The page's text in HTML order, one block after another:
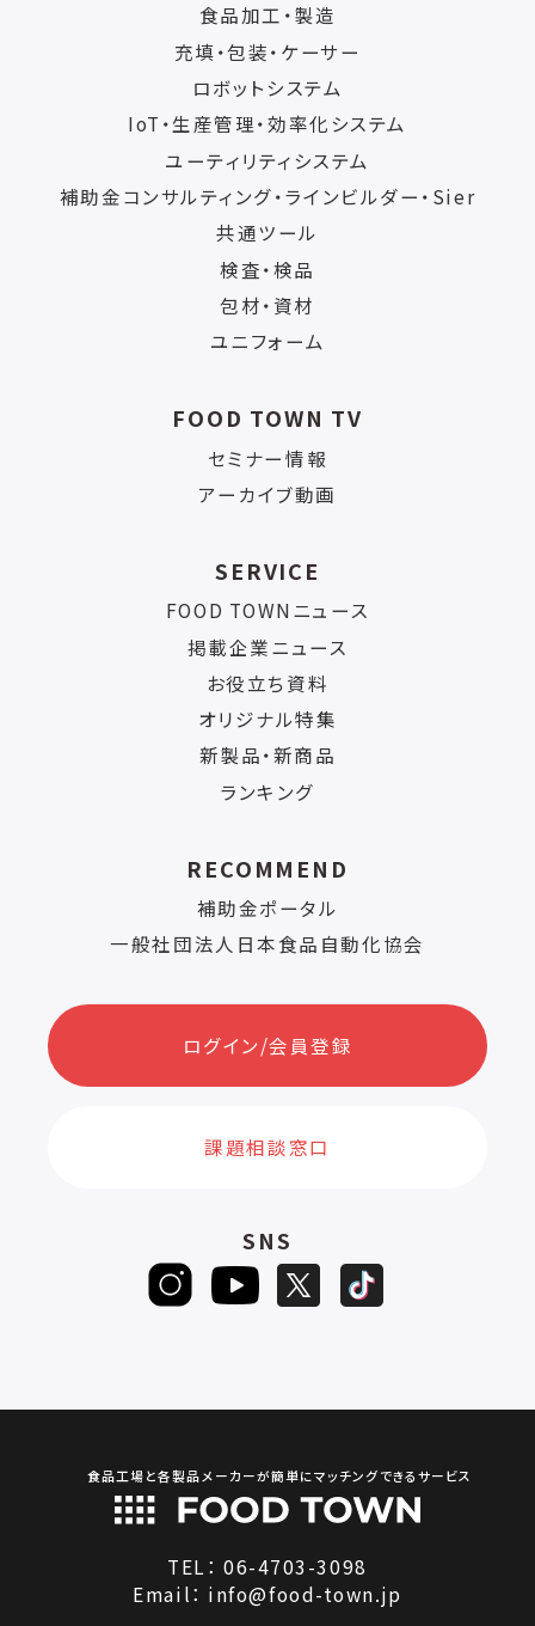
食品加工・製造
充填・包装・ケーサー
ロボットシステム
IoT・生産管理・効率化システム
ユーティリティシステム
補助金コンサルティング・ラインビルダー・Sier
共通ツール
検査・検品
包材・資材
ユニフォーム
FOOD TOWN TV
セミナー情報
アーカイブ動画
SERVICE
FOOD TOWNニュース
掲載企業ニュース
お役立ち資料
オリジナル特集
新製品・新商品
ランキング
RECOMMEND
補助金ポータル
一般社団法人日本食品自動化協会
ログイン/会員登録
課題相談窓口
SNS
食品工場と各製品メーカーが簡単にマッチングできるサービス
TEL：06-4703-3098
Email： info@food-town.jp